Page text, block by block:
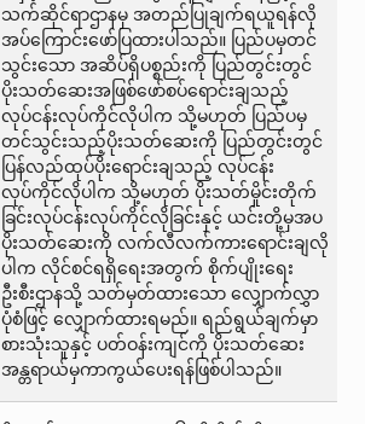
သက်ဆိုင်ရာဌာနမှ အတည်ပြုချက်ရယူရန်လို
အပ်ကြောင်းဖော်ပြထားပါသည်။ ပြည်ပမှတင်
သွင်းသော အဆိပ်ရှိပစ္စည်းကို ပြည်တွင်းတွင်
ပိုးသတ်ဆေးအဖြစ်ဖော်စပ်ရောင်းချသည့်
လုပ်ငန်းလုပ်ကိုင်လိုပါက သို့မဟုတ် ပြည်ပမှ
တင်သွင်းသည့်ပိုးသတ်ဆေးကို ပြည်တွင်းတွင်
ပြန်လည်ထုပ်ပိုးရောင်းချသည့် လုပ်ငန်း
လုပ်ကိုင်လိုပါက သို့မဟုတ် ပိုးသတ်မှိုင်းတိုက်
ခြင်းလုပ်ငန်းလုပ်ကိုင်လိုခြင်းနှင့် ယင်းတို့မှအပ
ပိုးသတ်ဆေးကို လက်လီလက်ကားရောင်းချလို
ပါက လိုင်စင်ရရှိရေးအတွက် စိုက်ပျိုးရေး
ဦးစီးဌာနသို့ သတ်မှတ်ထားသော လျှောက်လွှာ
ပုံစံဖြင့် လျှောက်ထားရမည်။ ရည်ရွယ်ချက်မှာ
စားသုံးသူနှင့် ပတ်ဝန်းကျင်ကို ပိုးသတ်ဆေး
အန္တရာယ်မှကာကွယ်ပေးရန်ဖြစ်ပါသည်။